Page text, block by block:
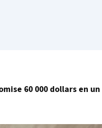
60 000 dollars en